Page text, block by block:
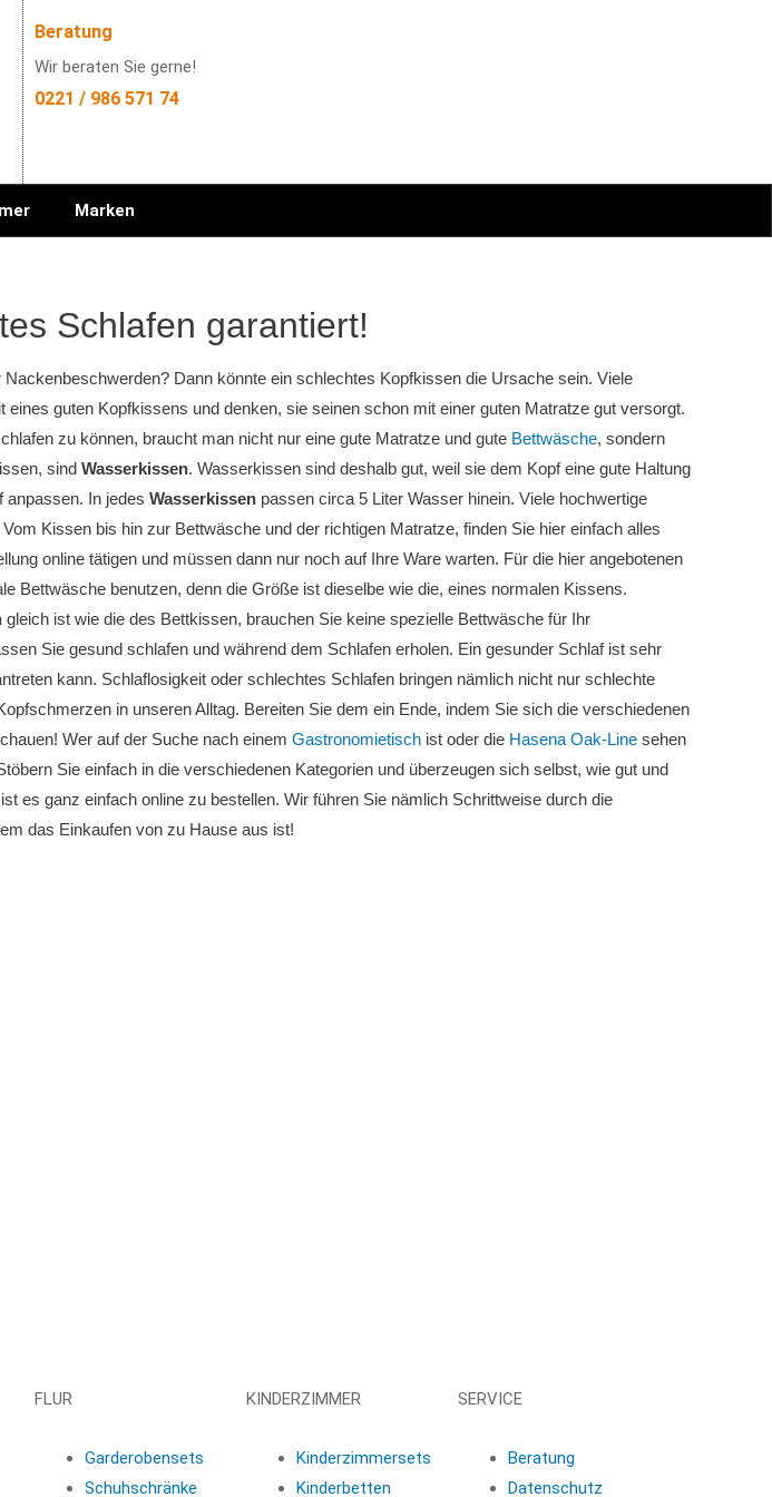
Beratung
Wir beraten Sie gerne!
0221 / 986 571 74
Marken
Schlafen garantiert!
Dann könnte ein schlechtes Kopfkissen die Ursache sein. Viele
guten Kopfkissens und denken, sie seinen schon mit einer guten Matratze gut versorgt.
zu können, braucht man nicht nur eine gute Matratze und gute Bettwäsche, sondern
sind Wasserkissen. Wasserkissen sind deshalb gut, weil sie dem Kopf eine gute Haltung
anpassen. In jedes Wasserkissen passen circa 5 Liter Wasser hinein. Viele hochwertige
Kissen bis hin zur Bettwäsche und der richtigen Matratze, finden Sie hier einfach alles
online tätigen und müssen dann nur noch auf Ihre Ware warten. Für die hier angebotenen
Bettwäsche benutzen, denn die Größe ist dieselbe wie die, eines normalen Kissens.
gleich ist wie die des Bettkissen, brauchen Sie keine spezielle Bettwäsche für Ihr
Sie gesund schlafen und während dem Schlafen erholen. Ein gesunder Schlaf ist sehr
kann. Schlaflosigkeit oder schlechtes Schlafen bringen nämlich nicht nur schlechte
in unseren Alltag. Bereiten Sie dem ein Ende, indem Sie sich die verschiedenen
Wer auf der Suche nach einem Gastronomietisch ist oder die Hasena Oak-Line sehen
Sie einfach in die verschiedenen Kategorien und überzeugen sich selbst, wie gut und
es ganz einfach online zu bestellen. Wir führen Sie nämlich Schrittweise durch die
das Einkaufen von zu Hause aus ist!
FLUR
Garderobensets
Schuhschränke
KINDERZIMMER
Kinderzimmersets
Kinderbetten
SERVICE
Beratung
Datenschutz